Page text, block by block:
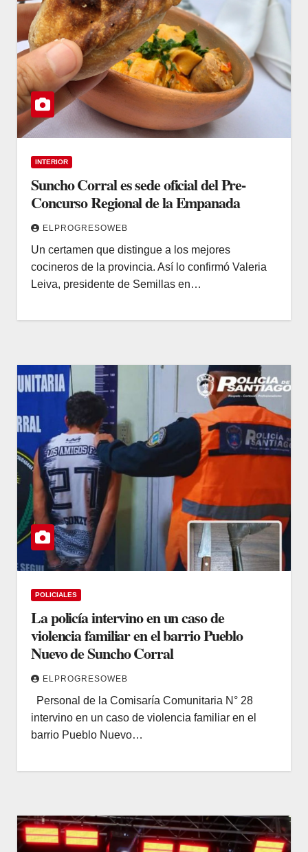
INTERIOR
Suncho Corral es sede oficial del Pre-
Concurso Regional de la Empanada
ELPROGRESOWEB
Un certamen que distingue a los mejores
cocineros de la provincia. Así lo confirmó Valeria
Leiva, presidente de Semillas en…
POLICIALES
La policía intervino en un caso de
violencia familiar en el barrio Pueblo
Nuevo de Suncho Corral
ELPROGRESOWEB
Personal de la Comisaría Comunitaria N° 28
intervino en un caso de violencia familiar en el
barrio Pueblo Nuevo…